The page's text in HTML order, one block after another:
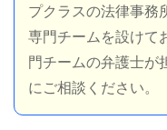
プクラスの法律事務
専門チームを設けて
門チームの弁護士が
にご相談ください。